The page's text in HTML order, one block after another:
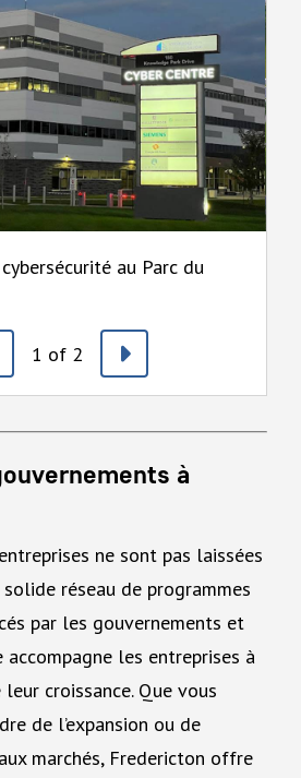
au Parc du
Previous
1 of 2 Next
à
ne sont pas laissées
réseau de programmes
par les gouvernements et
accompagne les entreprises à
croissance. Que vous
de l’expansion ou de
marchés, Fredericton offre